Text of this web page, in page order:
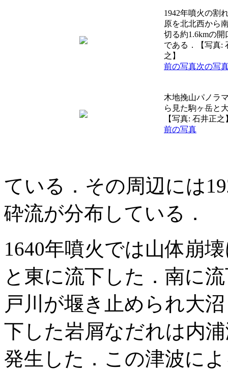
1942年噴火の割
原を北北西から
切る約1.6kmの開
である．【写真:
之】
前の写真次の写
木地挽山パノラ
ら見た駒ヶ岳と
【写真: 石井正之
前の写真
ている．その周辺には
砕流が分布している．
1640年噴火では山体崩
と東に流下した．南に
戸川が堰き止められ大
下した岩屑なだれは内
発生した．この津波に